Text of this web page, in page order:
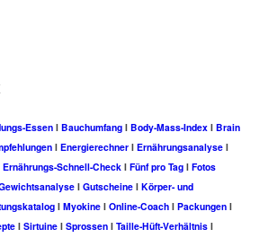
EssenI BauchumfangI Body-Mass-IndexI Brain
I EnergierechnerI ErnährungsanalyseI
Ernährungs-Schnell-CheckI Fünf pro TagI Fotos
I GutscheineI Körper- und
I MyokineI Online-CoachI PackungenI
I SirtuineI SprossenI Taille-Hüft-VerhältnisI